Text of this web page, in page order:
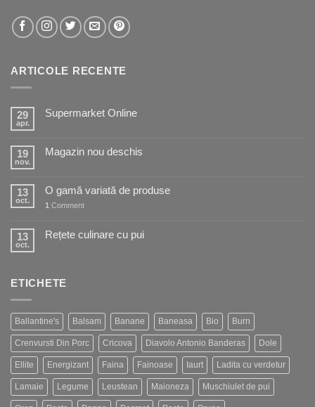
ARTICOLE RECENTE
29
apr.
Supermarket Online
19
nov.
Magazin nou deschis
13
oct.
O gamă variată de produse
1 Comment
13
oct.
Rețete culinare cu pui
ETICHETE
Ballantine's Balsam Banane Baneasa Bio Burn
Crenvursti Din Porc Cricova Diavolo Antonio Banderas Dole
Ellite Energizant Faina Fainoase Iaurt Ladita cu verdetur
Lamaie Legume Leustean Maioneza Muschiulet de pui